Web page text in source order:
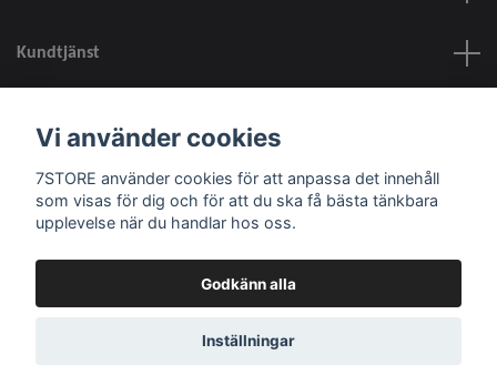
Kundtjänst
Sociala medier
© 2026 7STORE
Vi använder cookies
7STORE använder cookies för att anpassa det innehåll
som visas för dig och för att du ska få bästa tänkbara
upplevelse när du handlar hos oss.
Godkänn alla
Inställningar